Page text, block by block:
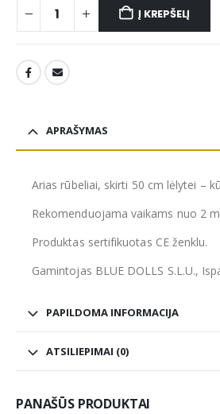
Į KREPŠELĮ
APRAŠYMAS
Arias rūbeliai, skirti 50 cm lėlytei –
Rekomenduojama vaikams nuo 2
Produktas sertifikuotas CE ženklu.
Gamintojas BLUE DOLLS S.L.U.,
PAPILDOMA INFORMACIJA
ATSILIEPIMAI (0)
PANAŠŪS PRODUKTAI